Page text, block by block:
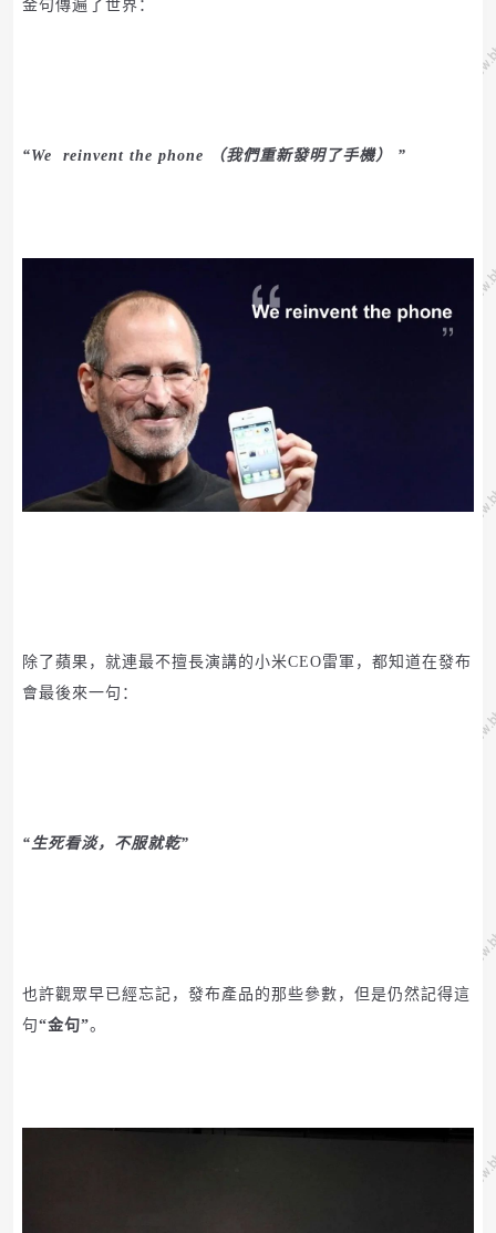
金句傳遍了世界：
“We reinvent the phone （我們重新發明了手機） ”
除了蘋果，就連最不擅長演講的小米CEO雷軍，都知道在發布
會最後來一句：
“生死看淡，不服就乾”
也許觀眾早已經忘記，發布產品的那些參數，但是仍然記得這
句“金句”。